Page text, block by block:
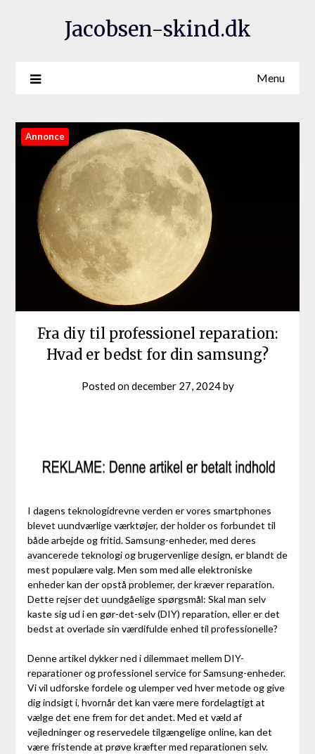
Jacobsen-skind.dk
Menu
Annonce
Fra diy til professionel reparation:
Hvad er bedst for din samsung?
Posted ondecember 27, 2024by
I dagens teknologidrevne verden er vores smartphones
blevet uundværlige værktøjer, der holder os forbundet til
både arbejde og fritid. Samsung-enheder, med deres
avancerede teknologi og brugervenlige design, er blandt de
mest populære valg. Men som med alle elektroniske
enheder kan der opstå problemer, der kræver reparation.
Dette rejser det uundgåelige spørgsmål: Skal man selv
kaste sig ud i en gør-det-selv (DIY) reparation, eller er det
bedst at overlade sin værdifulde enhed til professionelle?
Denne artikel dykker ned i dilemmaet mellem DIY-
reparationer og professionel service for Samsung-enheder.
Vi vil udforske fordele og ulemper ved hver metode og give
dig indsigt i, hvornår det kan være mere fordelagtigt at
vælge det ene frem for det andet. Med et væld af
vejledninger og reservedele tilgængelige online, kan det
være fristende at prøve kræfter med reparationen selv.